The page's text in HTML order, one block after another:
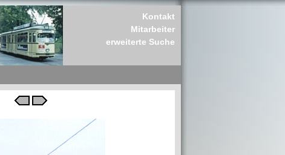
Kontakt
Mitarbeiter
erweiterte Suche